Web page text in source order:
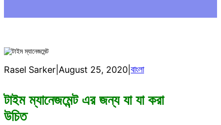
Rasel Sarker August 25, 2020 বাংলা
টাইম ম্যানেজমেন্ট এর জন্য যা যা করা
উচিত